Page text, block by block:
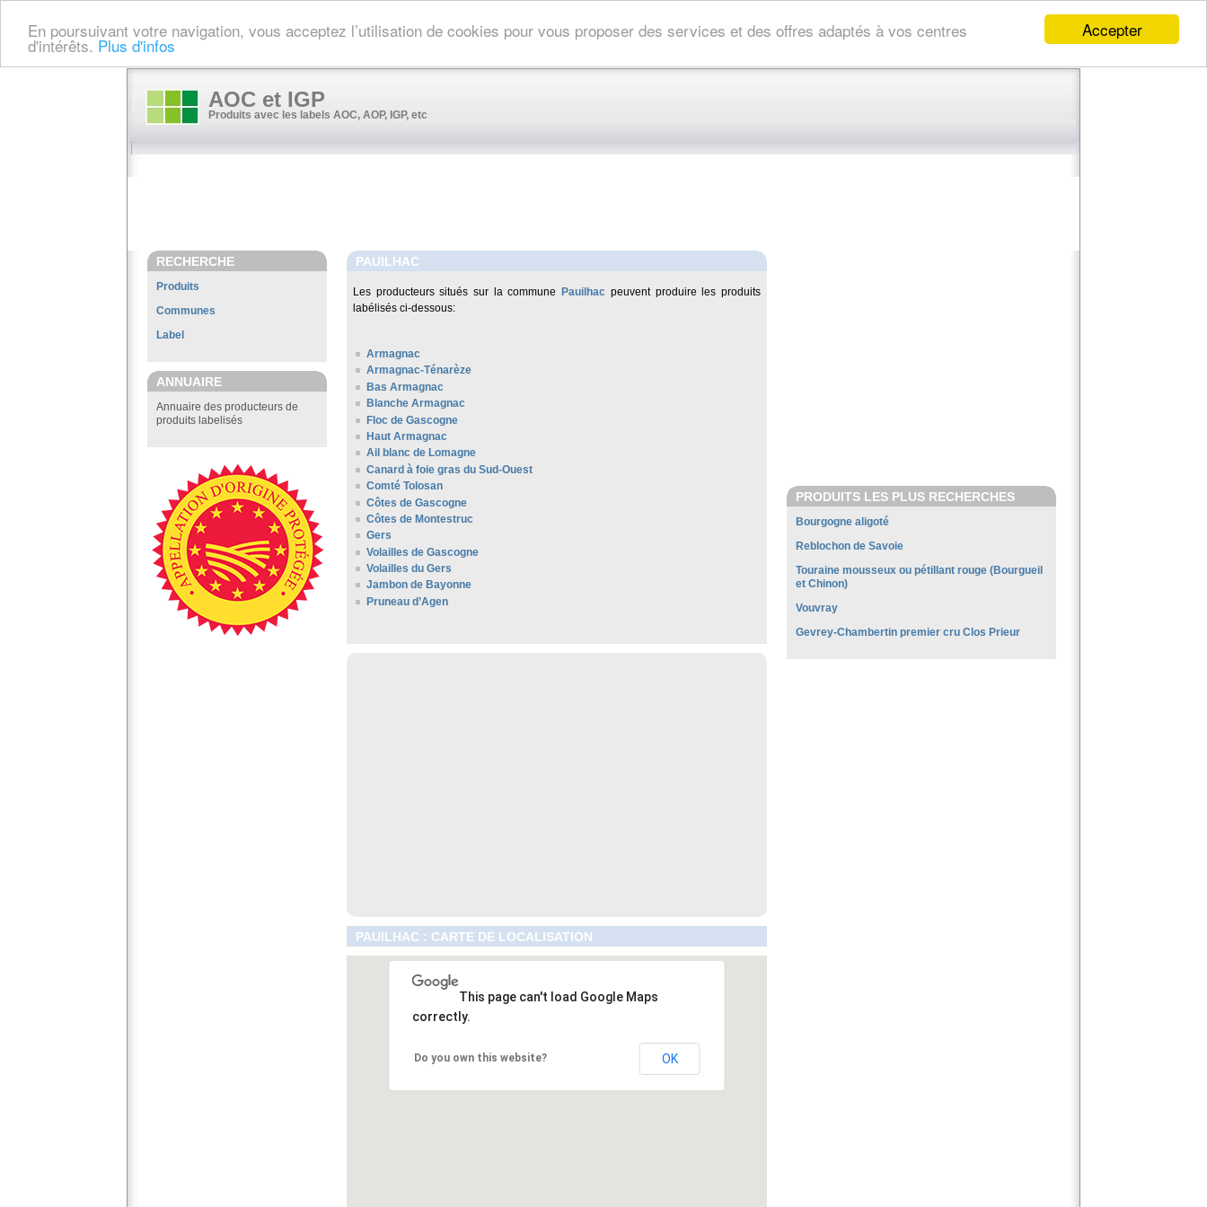
Accepter
En poursuivant votre navigation, vous acceptez l’utilisation de cookies pour vous proposer des services et des offres adaptés à vos centres
d'intérêts. Plus d'infos
AOC et IGP
Produits avec les labels AOC, AOP, IGP, etc
RECHERCHE
Produits
Communes
Label
ANNUAIRE
Annuaire des producteurs de
produits labelisés
PAUILHAC
Les producteurs situés sur la commune Pauilhac peuvent produire les produits
labélisés ci-dessous:
Armagnac
Armagnac-Ténarèze
Bas Armagnac
Blanche Armagnac
Floc de Gascogne
Haut Armagnac
Ail blanc de Lomagne
Canard à foie gras du Sud-Ouest
Comté Tolosan
Côtes de Gascogne
Côtes de Montestruc
Gers
Volailles de Gascogne
Volailles du Gers
Jambon de Bayonne
Pruneau d’Agen
PAUILHAC : CARTE DE LOCALISATION
This page can't load Google Maps
correctly.
Do you own this website? OK
PRODUITS LES PLUS RECHERCHES
Bourgogne aligoté
Reblochon de Savoie
Touraine mousseux ou pétillant rouge (Bourgueil
et Chinon)
Vouvray
Gevrey-Chambertin premier cru Clos Prieur